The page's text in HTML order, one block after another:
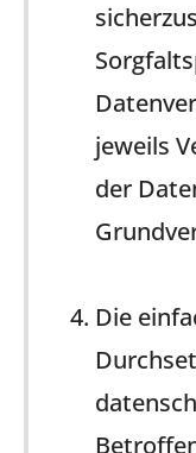
jeweils
der
Die